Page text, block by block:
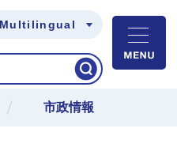
Multilingual
市政情報